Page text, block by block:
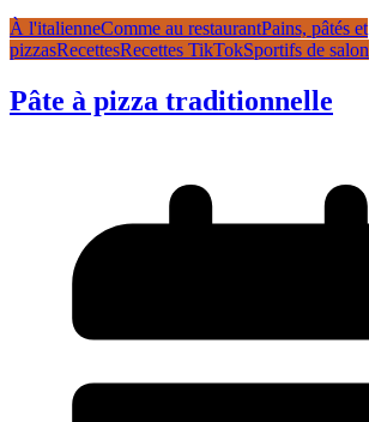
À l'italienneComme au restaurantPains, pâtés et
pizzasRecettesRecettes TikTokSportifs de salon
Pâte à pizza traditionnelle